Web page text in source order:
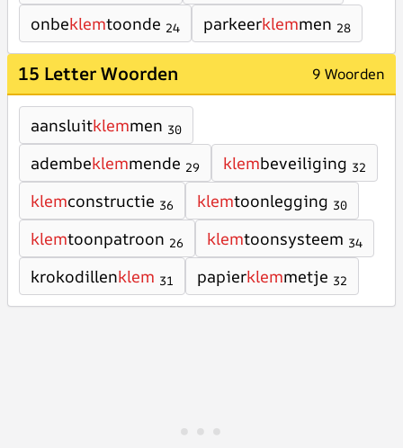
onbeklemtoonde 24 parkeerklemmen 28
15 Letter Woorden 9 Woorden
aansluitklemmen 30
adembeklemmende 29 klembeveiliging 32
klemconstructie 36 klemtoonlegging 30
klemtoonpatroon 26 klemtoonsysteem 34
krokodillenklem 31 papierklemmetje 32